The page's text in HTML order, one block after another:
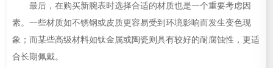
最后，在购买新腕表时选择合适的材质也是一个重要考虑因
素。一些材质如不锈钢或皮质更容易受到环境影响而发生变色现
象；而某些高级材料如钛金属或陶瓷则具有较好的耐腐蚀性，更适
合长期佩戴。